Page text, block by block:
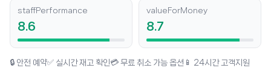
staffPerformance
8.6
valueForMoney
8.7
🔒 안전 예약✅ 실시간 재고 확인💳 무료 취소 가능 옵션 📱 24시간 고객지원